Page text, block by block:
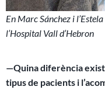
En Marc Sánchez i
l’Hospital Vall d’Hebron
—Quina diferència
tipus de pacients i